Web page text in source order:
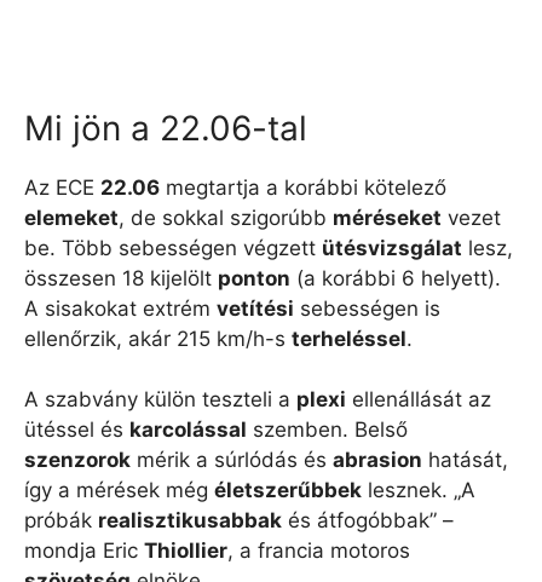
Mi jön a 22.06-tal
Az ECE 22.06 megtartja a korábbi kötelező
elemeket, de sokkal szigorúbb méréseket vezet
be. Több sebességen végzett ütésvizsgálat lesz,
összesen 18 kijelölt ponton (a korábbi 6 helyett).
A sisakokat extrém vetítési sebességen is
ellenőrzik, akár 215 km/h-s terheléssel.
A szabvány külön teszteli a plexi ellenállását az
ütéssel és karcolással szemben. Belső
szenzorok mérik a súrlódás és abrasion hatását,
így a mérések még életszerűbbek lesznek. „A
próbák realisztikusabbak és átfogóbbak” –
mondja Eric Thiollier, a francia motoros